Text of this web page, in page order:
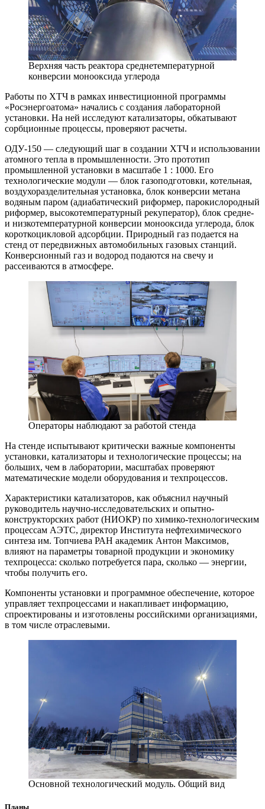
Верхняя часть реактора среднетемпературной
конверсии монооксида углерода
Работы по ХТЧ в рамках инвестиционной программы
«Росэнергоатома» начались с создания лабораторной
установки. На ней исследуют катализаторы, обкатывают
сорбционные процессы, проверяют расчеты.
ОДУ‑150 — следующий шаг в создании ХТЧ и использовании
атомного тепла в промышленности. Это прототип
промышленной установки в масштабе 1 : 1000. Его
технологические модули — блок газоподготовки, котельная,
воздухоразделительная установка, блок конверсии метана
водяным паром (адиабатический риформер, парокислородный
риформер, высокотемпературный рекуператор), блок средне-
и низкотемпературной конверсии монооксида углерода, блок
короткоцикловой адсорбции. Природный газ подается на
стенд от передвижных автомобильных газовых станций.
Конверсионный газ и водород подаются на свечу и
рассеиваются в атмосфере.
Операторы наблюдают за работой стенда
На стенде испытывают критически важные компоненты
установки, катализаторы и технологические процессы; на
больших, чем в лаборатории, масштабах проверяют
математические модели оборудования и техпроцессов.
Характеристики катализаторов, как объяснил научный
руководитель научно-исследовательских и опытно-
конструкторских работ (НИОКР) по химико-технологическим
процессам АЭТС, директор Института нефтехимического
синтеза им. Топчиева РАН академик Антон Максимов,
влияют на параметры товарной продукции и экономику
техпроцесса: сколько потребуется пара, сколько — энергии,
чтобы получить его.
Компоненты установки и программное обеспечение, которое
управляет техпроцессами и накапливает информацию,
спроектированы и изготовлены российскими организациями,
в том числе отраслевыми.
Основной технологический модуль. Общий вид
Планы